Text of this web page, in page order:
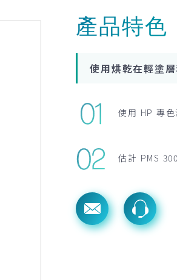
產品特色
使用烘乾在輕塗
使用 HP 專
估計 PMS